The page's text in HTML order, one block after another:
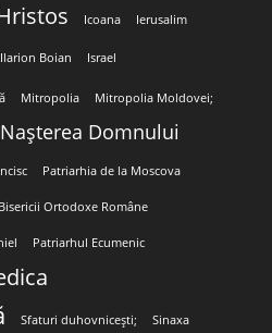
Icoana Ierusalim
Ilarion Boian Israel
Mitropolia Mitropolia Moldovei;
Nașterea Domnului
Patriarhia de la Moscova
Ortodoxe Române
Patriarhul Ecumenic
Sfaturi duhovnicești; Sinaxa